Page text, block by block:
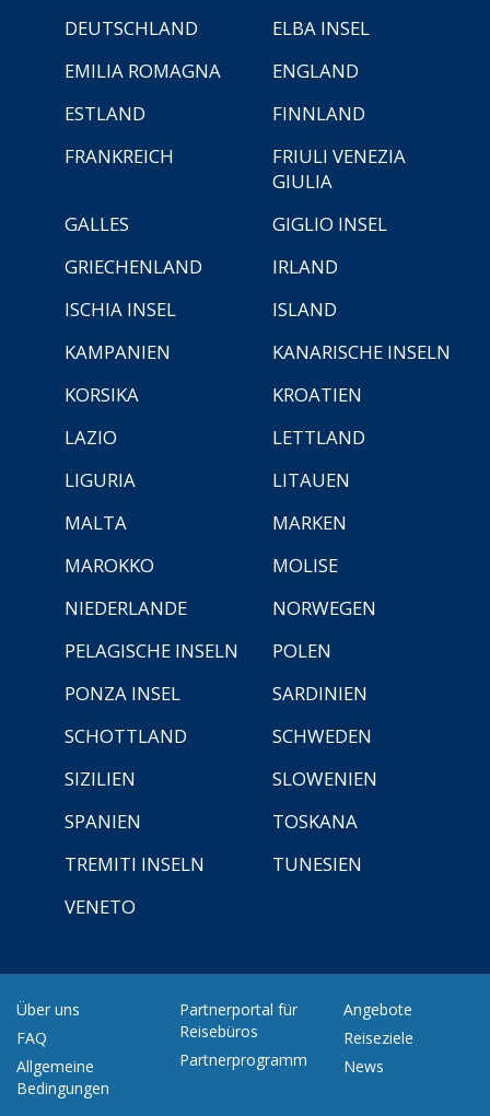
DEUTSCHLAND
ELBA INSEL
EMILIA ROMAGNA
ENGLAND
ESTLAND
FINNLAND
FRANKREICH
FRIULI VENEZIA
GIULIA
GALLES
GIGLIO INSEL
GRIECHENLAND
IRLAND
ISCHIA INSEL
ISLAND
KAMPANIEN
KANARISCHE INSELN
KORSIKA
KROATIEN
LAZIO
LETTLAND
LIGURIA
LITAUEN
MALTA
MARKEN
MAROKKO
MOLISE
NIEDERLANDE
NORWEGEN
PELAGISCHE INSELN
POLEN
PONZA INSEL
SARDINIEN
SCHOTTLAND
SCHWEDEN
SIZILIEN
SLOWENIEN
SPANIEN
TOSKANA
TREMITI INSELN
TUNESIEN
VENETO
Über uns
FAQ
Allgemeine
Bedingungen
Partnerportal für
Reisebüros
Partnerprogramm
Angebote
Reiseziele
News